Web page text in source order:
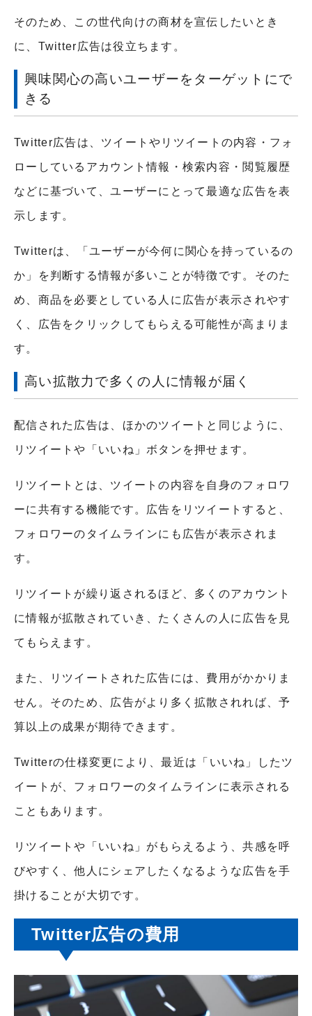
そのため、この世代向けの商材を宣伝したいとき
に、Twitter広告は役立ちます。
興味関心の高いユーザーをターゲットにで
きる
Twitter広告は、ツイートやリツイートの内容・フォ
ローしているアカウント情報・検索内容・閲覧履歴
などに基づいて、ユーザーにとって最適な広告を表
示します。
Twitterは、「ユーザーが今何に関心を持っているの
か」を判断する情報が多いことが特徴です。そのた
め、商品を必要としている人に広告が表示されやす
く、広告をクリックしてもらえる可能性が高まりま
す。
高い拡散力で多くの人に情報が届く
配信された広告は、ほかのツイートと同じように、
リツイートや「いいね」ボタンを押せます。
リツイートとは、ツイートの内容を自身のフォロワ
ーに共有する機能です。広告をリツイートすると、
フォロワーのタイムラインにも広告が表示されま
す。
リツイートが繰り返されるほど、多くのアカウント
に情報が拡散されていき、たくさんの人に広告を見
てもらえます。
また、リツイートされた広告には、費用がかかりま
せん。そのため、広告がより多く拡散されれば、予
算以上の成果が期待できます。
Twitterの仕様変更により、最近は「いいね」したツ
イートが、フォロワーのタイムラインに表示される
こともあります。
リツイートや「いいね」がもらえるよう、共感を呼
びやすく、他人にシェアしたくなるような広告を手
掛けることが大切です。
Twitter広告の費用